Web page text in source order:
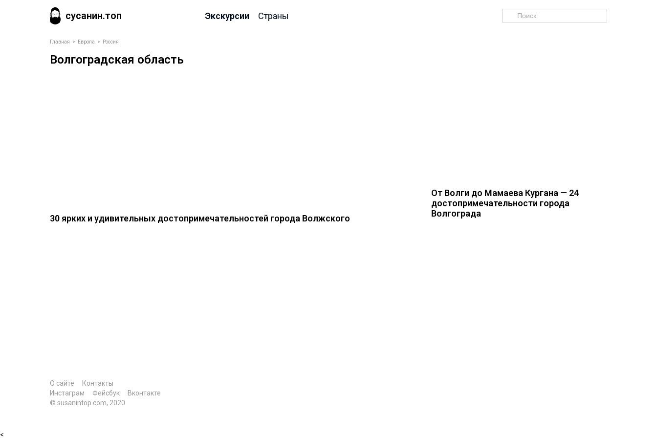
сусанин.топ Экскурсии Страны
Главная > Европа > Россия
Волгоградская область
30 ярких и удивительных достопримечательностей города Волжского
От Волги до Мамаева Кургана — 24
достопримечательности города
Волгограда
О сайте
Контакты
Инстаграм
Фейсбук
Вконтакте
© susanintop.com, 2020
<